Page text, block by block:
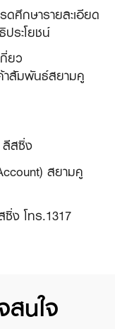
ศึกษารายละเอียด
ระโยชน์
ยว
สัมพันธ์สยามคู
สซิ่ง
สยามคู
ง โทร.1317
นใจ